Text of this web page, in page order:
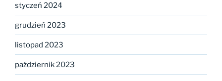
styczeń 2024
grudzień 2023
listopad 2023
październik 2023